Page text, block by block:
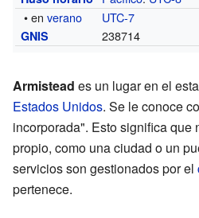
• enverano UTC-7
GNIS 238714
Armistead es un lugar en el
Estados Unidos. Se le conoce
incorporada". Esto significa que
propio, como una ciudad o un
servicios son gestionados por el
pertenece.